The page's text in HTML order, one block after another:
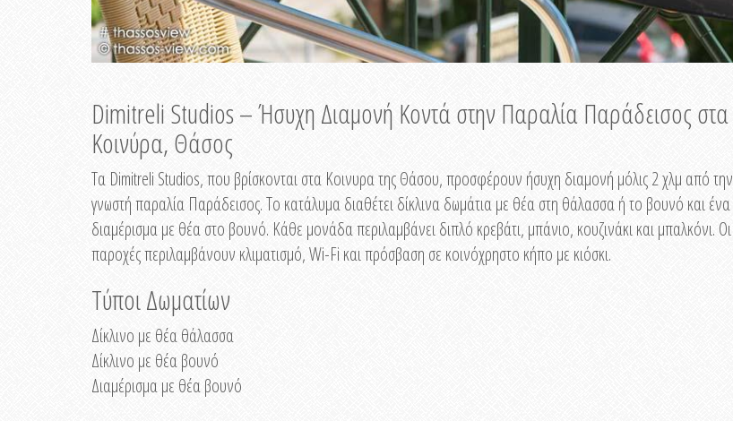
Dimitreli Studios – Ήσυχη Διαμονή Κοντά στην Παραλία Παράδεισος στα
Κοινύρα, Θάσος
Τα Dimitreli Studios, που βρίσκονται στα Κοινυρα της Θάσου, προσφέρουν ήσυχη διαμονή μόλις 2 χλμ από την
γνωστή παραλία Παράδεισος. Το κατάλυμα διαθέτει δίκλινα δωμάτια με θέα στη θάλασσα ή το βουνό και ένα
διαμέρισμα με θέα στο βουνό. Κάθε μονάδα περιλαμβάνει διπλό κρεβάτι, μπάνιο, κουζινάκι και μπαλκόνι. Οι
παροχές περιλαμβάνουν κλιματισμό, Wi-Fi και πρόσβαση σε κοινόχρηστο κήπο με κιόσκι.
Τύποι Δωματίων
Δίκλινο με θέα θάλασσα
Δίκλινο με θέα βουνό
Διαμέρισμα με θέα βουνό